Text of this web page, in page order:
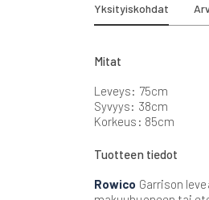
beginning
of
gallery
Yksityiskohdat
Mitat
Leveys: 75cm
Syvyys: 38cm
Korkeus: 85cm
Tuotteen tiedot
Rowico Garrison